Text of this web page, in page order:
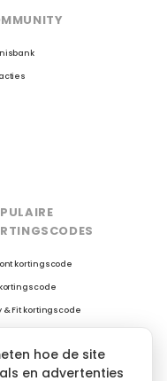
kortingscode
kortingscode
& Fit kortingscode
Nutrition kortingscode
hoe de site
en advertenties